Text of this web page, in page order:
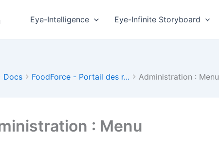
Eye-Intelligence Eye-Infinite Storyboard
Docs FoodForce - Portail des r... Administration : Menu
: Menu